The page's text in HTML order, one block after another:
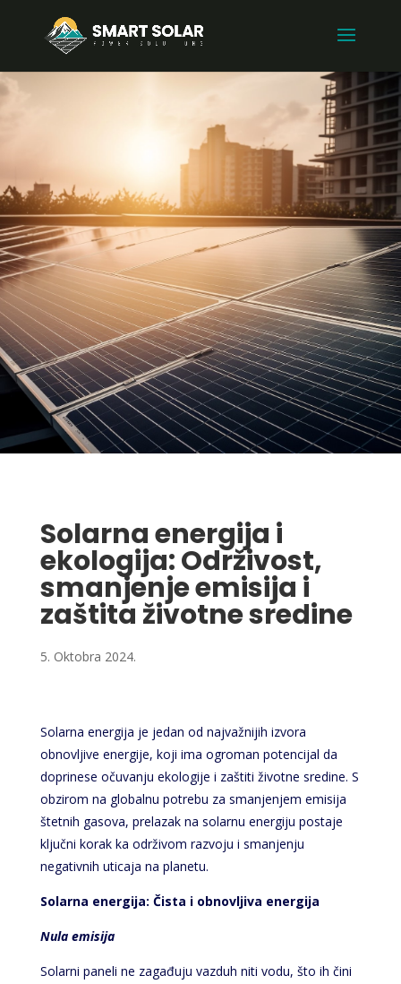
Solarna energija i
ekologija: Održivost,
smanjenje emisija i
zaštita životne sredine
5. Oktobra 2024.
Solarna energija je jedan od najvažnijih izvora
obnovljive energije, koji ima ogroman potencijal da
doprinese očuvanju ekologije i zaštiti životne sredine. S
obzirom na globalnu potrebu za smanjenjem emisija
štetnih gasova, prelazak na solarnu energiju postaje
ključni korak ka održivom razvoju i smanjenju
negativnih uticaja na planetu.
Solarna energija: Čista i obnovljiva energija
Nula emisija
Solarni paneli ne zagađuju vazduh niti vodu, što ih čini